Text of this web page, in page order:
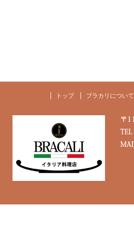
トップ ブラカリについて